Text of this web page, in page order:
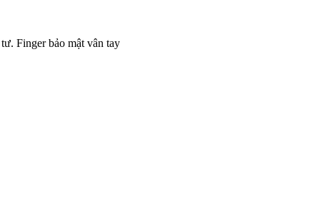
Finger bảo mật vân tay